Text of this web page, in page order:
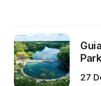
Park
27